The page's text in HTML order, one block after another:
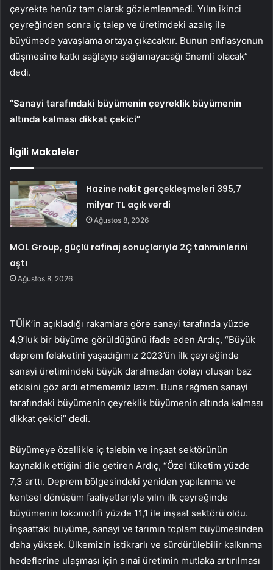
çeyrekte henüz tam olarak gözlemlenmedi. Yılın ikinci
çeyreğinden sonra iç talep ve üretimdeki azalış ile
büyümede yavaşlama ortaya çıkacaktır. Bunun enflasyonun
düşmesine katkı sağlayıp sağlamayacağı önemli olacak”
dedi.
“Sanayi tarafındaki büyümenin çeyreklik büyümenin
altında kalması dikkat çekici”
İlgili Makaleler
Hazine nakit gerçekleşmeleri 395,7
milyar TL açık verdi
Ağustos 8, 2026
MOL Group, güçlü rafinaj sonuçlarıyla 2Ç tahminlerini
aştı
Ağustos 8, 2026
TÜİK’in açıkladığı rakamlara göre sanayi tarafında yüzde
4,9’luk bir büyüme görüldüğünü ifade eden Ardıç, “Büyük
deprem felaketini yaşadığımız 2023’ün ilk çeyreğinde
sanayi üretimindeki büyük daralmadan dolayı oluşan baz
etkisini göz ardı etmememiz lazım. Buna rağmen sanayi
tarafındaki büyümenin çeyreklik büyümenin altında kalması
dikkat çekici” dedi.
Büyümeye özellikle iç talebin ve inşaat sektörünün
kaynaklık ettiğini dile getiren Ardıç, “Özel tüketim yüzde
7,3 arttı. Deprem bölgesindeki yeniden yapılanma ve
kentsel dönüşüm faaliyetleriyle yılın ilk çeyreğinde
büyümenin lokomotifi yüzde 11,1 ile inşaat sektörü oldu.
İnşaattaki büyüme, sanayi ve tarımın toplam büyümesinden
daha yüksek. Ülkemizin istikrarlı ve sürdürülebilir kalkınma
hedeflerine ulaşması için sınai üretimin mutlaka artırılması